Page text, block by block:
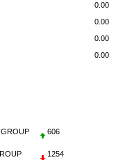
0.00
0.00
0.00
0.00
606
1254